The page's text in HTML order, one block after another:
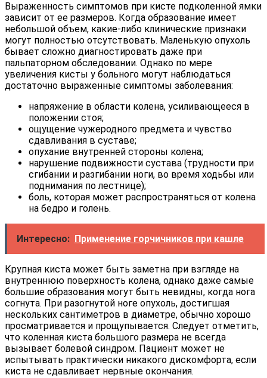
Выраженность симптомов при кисте подколенной ямки
зависит от ее размеров. Когда образование имеет
небольшой объем, какие-либо клинические признаки
могут полностью отсутствовать. Маленькую опухоль
бывает сложно диагностировать даже при
пальпаторном обследовании. Однако по мере
увеличения кисты у больного могут наблюдаться
достаточно выраженные симптомы заболевания:
напряжение в области колена, усиливающееся в
положении стоя;
ощущение чужеродного предмета и чувство
сдавливания в суставе;
опухание внутренней стороны колена;
нарушение подвижности сустава (трудности при
сгибании и разгибании ноги, во время ходьбы или
поднимания по лестнице);
боль, которая может распространяться от колена
на бедро и голень.
Интересно: Применение горчичников при кашле
Крупная киста может быть заметна при взгляде на
внутреннюю поверхность колена, однако даже самые
большие образования могут быть невидны, когда нога
согнута. При разогнутой ноге опухоль, достигшая
нескольких сантиметров в диаметре, обычно хорошо
просматривается и прощупывается. Следует отметить,
что коленная киста большого размера не всегда
вызывает болевой синдром. Пациент может не
испытывать практически никакого дискомфорта, если
киста не сдавливает нервные окончания.